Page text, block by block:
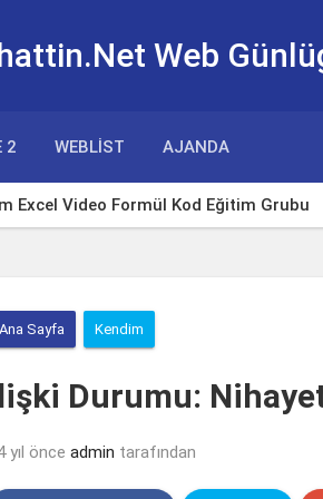
Web
2 WEBLIST AJANDA
Excel Video Formül Kod Eğitim Grubu
Kısayolları
tutup aşağı çekerek otomatik doldurma
Ana Sayfa Kendim
Durumu:
yıl önce admin tarafından